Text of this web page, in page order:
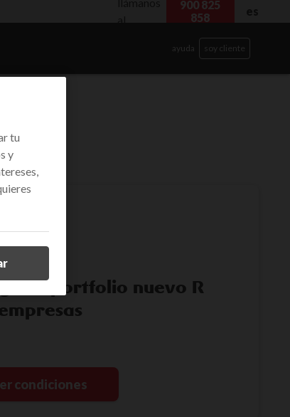
900 825
858
ayuda soy cliente
portfolio nuevo R
condiciones
tu
y